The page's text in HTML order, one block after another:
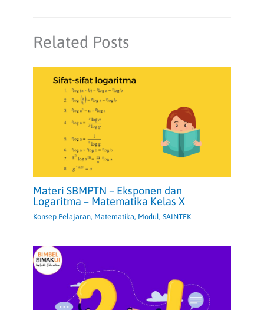
Related Posts
Materi SBMPTN – Eksponen dan
Logaritma – Matematika Kelas X
Konsep Pelajaran, Matematika, Modul,SAINTEK